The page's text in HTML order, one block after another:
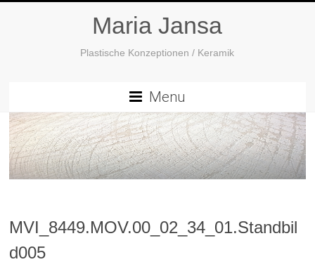
Maria Jansa
Plastische Konzeptionen / Keramik
Menu
MVI_8449.MOV.00_02_34_01.Standbil
d005